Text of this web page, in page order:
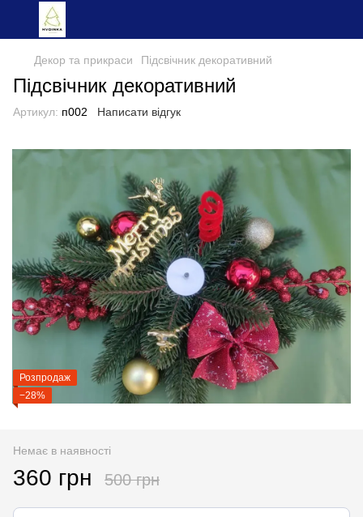
Декор та прикраси Підсвічник декоративний
Підсвічник декоративний
Артикул: п002 Написати відгук
Розпродаж
−28%
Немає в наявності
360 грн 500 грн